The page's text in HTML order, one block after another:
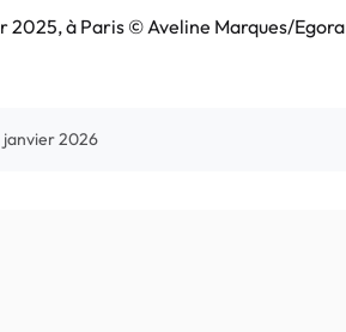
2025, à Paris © Aveline Marques/Egora
janvier 2026